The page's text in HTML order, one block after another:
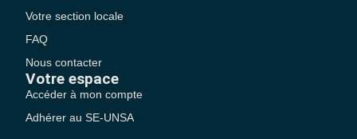
Votre section locale
FAQ
Nous contacter
Votre espace
Accéder à mon compte
Adhérer au SE-UNSA